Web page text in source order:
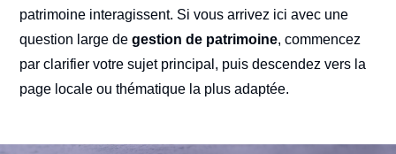
patrimoine interagissent. Si vous arrivez ici avec une
question large degestion de patrimoine, commencez
par clarifier votre sujet principal, puis descendez vers la
page locale ou thématique la plus adaptée.